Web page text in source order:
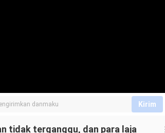
Kirim
tidak terganggu, dan para laja